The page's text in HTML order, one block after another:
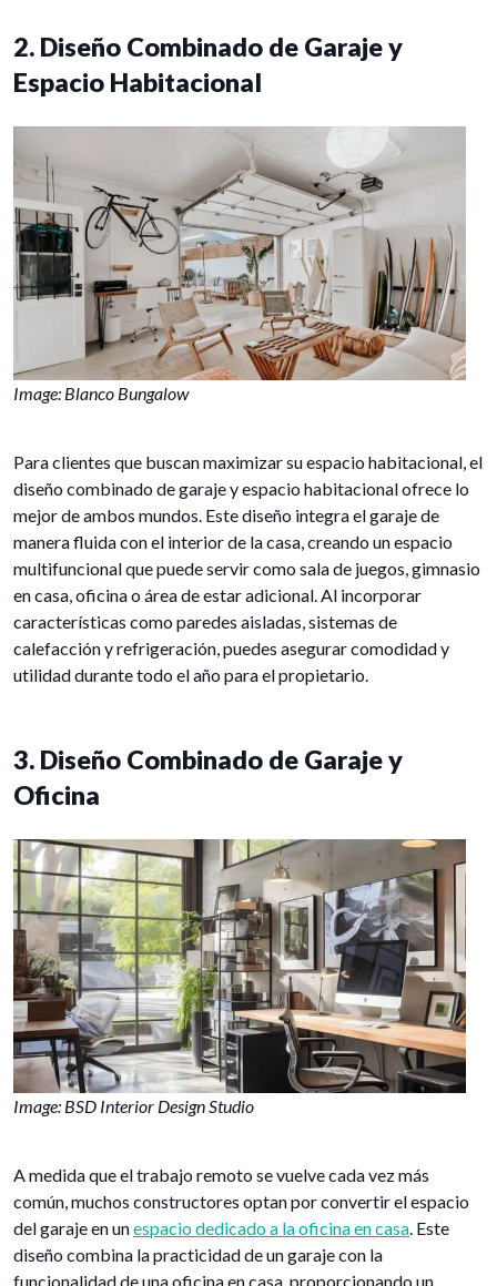
2. Diseño Combinado de Garaje y
Espacio Habitacional
Image: Blanco Bungalow
Para clientes que buscan maximizar su espacio habitacional, el
diseño combinado de garaje y espacio habitacional ofrece lo
mejor de ambos mundos. Este diseño integra el garaje de
manera fluida con el interior de la casa, creando un espacio
multifuncional que puede servir como sala de juegos, gimnasio
en casa, oficina o área de estar adicional. Al incorporar
características como paredes aisladas, sistemas de
calefacción y refrigeración, puedes asegurar comodidad y
utilidad durante todo el año para el propietario.
3. Diseño Combinado de Garaje y
Oficina
Image: BSD Interior Design Studio
A medida que el trabajo remoto se vuelve cada vez más
común, muchos constructores optan por convertir el espacio
del garaje en unespacio dedicado a la oficina en casa. Este
diseño combina la practicidad de un garaje con la
funcionalidad de una oficina en casa, proporcionando un